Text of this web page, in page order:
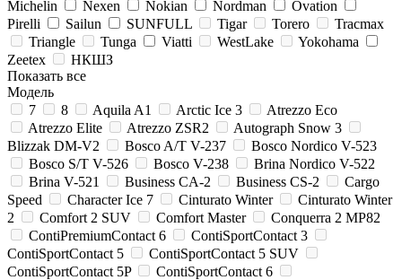
Michelin
Nexen Nokian Nordman
Ovation
Pirelli
Sailun SUNFULL Tigar Torero
Tracmax
Triangle
Tunga Viatti WestLake
Yokohama
Zeetex
НКШЗ
Показать все
Модель
7
8 Aquila A1 Arctic Ice 3
Atrezzo Eco
Atrezzo Elite
Atrezzo ZSR2
Autograph Snow 3
Blizzak DM-V2
Bosco A/T V-237
Bosco Nordico V-523
Bosco S/T V-526
Bosco V-238
Brina Nordico V-522
Brina V-521
Business CA-2 Business CS-2
Cargo
Speed
Character Ice 7 Cinturato Winter
Cinturato Winter
2
Comfort 2 SUV Comfort Master
Conquerra 2 MP82
ContiPremiumContact 6
ContiSportContact 3
ContiSportContact 5
ContiSportContact 5 SUV
ContiSportContact 5P
ContiSportContact 6